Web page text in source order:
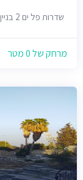
שדרות פל ים 2 בניין אשל 1, חיפה
מרחק של 0 מטר